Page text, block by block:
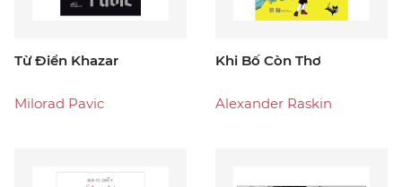
Từ Điển Khazar
Milorad Pavic
Khi Bố Còn Thơ
Alexander Raskin